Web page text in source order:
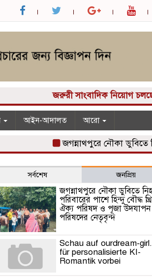
জরুরী সাংবাদিক নিয়োগ চলছে
আইন-আদালত আরো
জগন্নাথপুরে নৌকা ডুবিতে
সর্বশেষ জনপ্রিয়
জগন্নাথপুরে নৌকা ডুবিতে
পরিবারের পাশে হিন্দু বৌদ্ধ
ঐক্য পরিষদ ও পূজা উদযাপন
পরিষদের নেতৃবৃন্দ
Schau auf ourdream-
für personalisierte KI-
Romantik vorbei